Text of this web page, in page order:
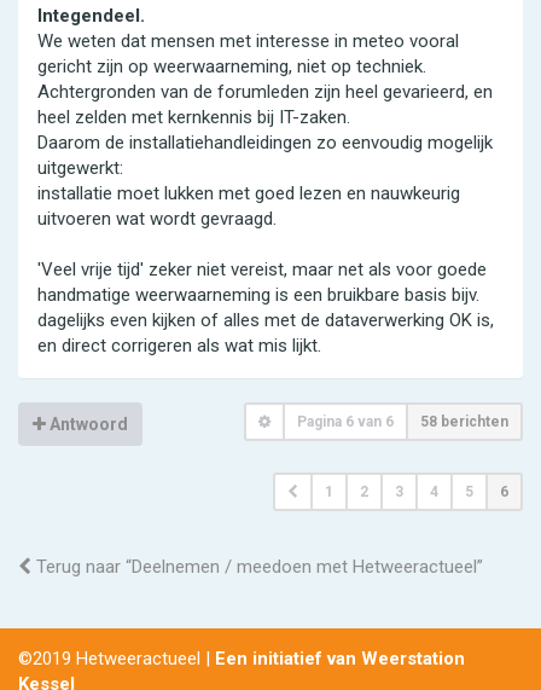
Integendeel.
We weten dat mensen met interesse in meteo vooral
gericht zijn op weerwaarneming, niet op techniek.
Achtergronden van de forumleden zijn heel gevarieerd, en
heel zelden met kernkennis bij IT-zaken.
Daarom de installatiehandleidingen zo eenvoudig mogelijk
uitgewerkt:
installatie moet lukken met goed lezen en nauwkeurig
uitvoeren wat wordt gevraagd.
'Veel vrije tijd' zeker niet vereist, maar net als voor goede
handmatige weerwaarneming is een bruikbare basis bijv.
dagelijks even kijken of alles met de dataverwerking OK is,
en direct corrigeren als wat mis lijkt.
Antwoord Pagina 6 van 6 58 berichten
1 2 3 4 5 6
Terug naar “Deelnemen / meedoen met Hetweeractueel”
©2019 Hetweeractueel | Een initiatief van Weerstation
Kessel